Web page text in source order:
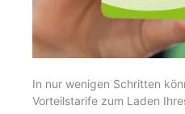
In nur wenigen Schritten
Vorteilstarife zum Laden